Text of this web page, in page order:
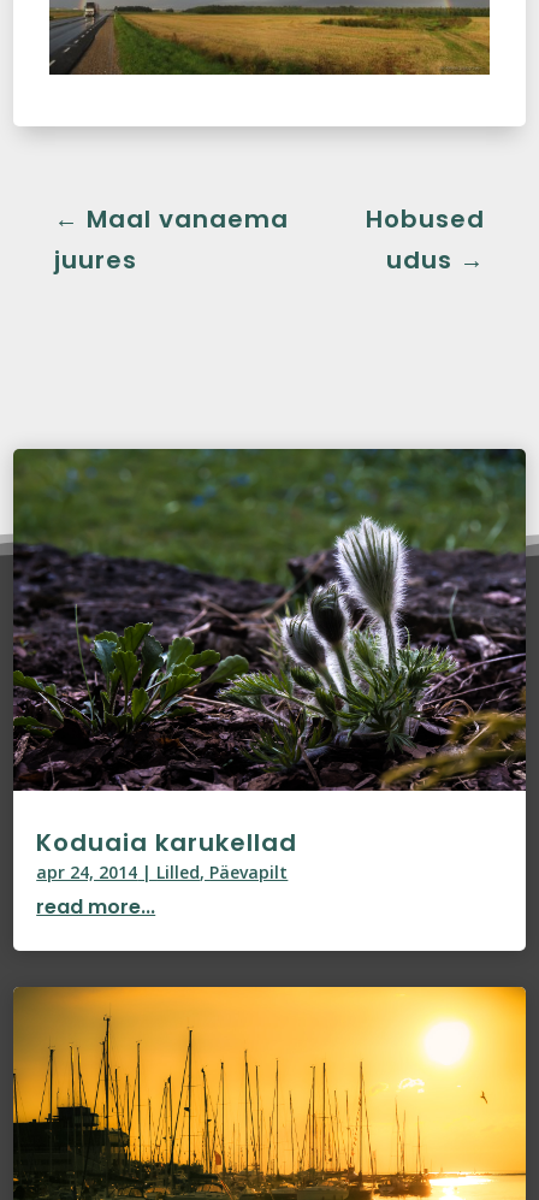
← Maal vanaema
juures
Hobused
udus →
Koduaia karukellad
apr 24, 2014 | Lilled, Päevapilt
read more...